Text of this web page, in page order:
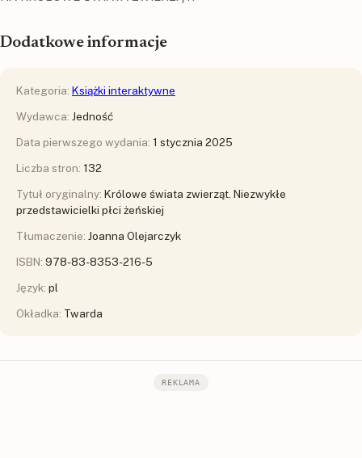
Dodatkowe informacje
Kategoria: Książki interaktywne
Wydawca: Jedność
Data pierwszego wydania: 1 stycznia 2025
Liczba stron: 132
Tytuł oryginalny: Królowe świata zwierząt. Niezwykłe
przedstawicielki płci żeńskiej
Tłumaczenie: Joanna Olejarczyk
ISBN: 978-83-8353-216-5
Język: pl
Okładka: Twarda
REKLAMA